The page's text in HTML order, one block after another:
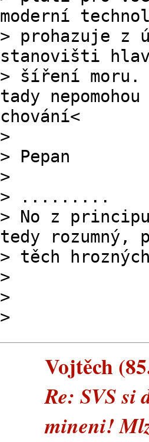
moderní
> prohazuje z
stanovišti
> šíření moru.
tady
chování<
>
> Pepan
>
> .........
> No z
tedy rozumný,
> těch
>
>
>
Vojtěch
Re: SVS si
mineni!